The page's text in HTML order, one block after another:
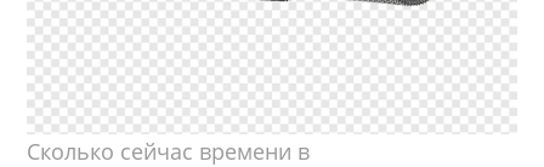
Сколько сейчас времени в